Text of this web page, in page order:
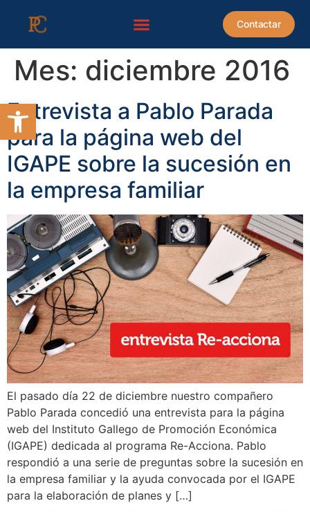
Abrir barra de herramientas
Contactar
Mes: diciembre 2016
Entrevista a Pablo Parada
para la página web del
IGAPE sobre la sucesión en
la empresa familiar
El pasado día 22 de diciembre nuestro compañero
Pablo Parada concedió una entrevista para la página
web del Instituto Gallego de Promoción Económica
(IGAPE) dedicada al programa Re-Acciona. Pablo
respondió a una serie de preguntas sobre la sucesión en
la empresa familiar y la ayuda convocada por el IGAPE
para la elaboración de planes y […]